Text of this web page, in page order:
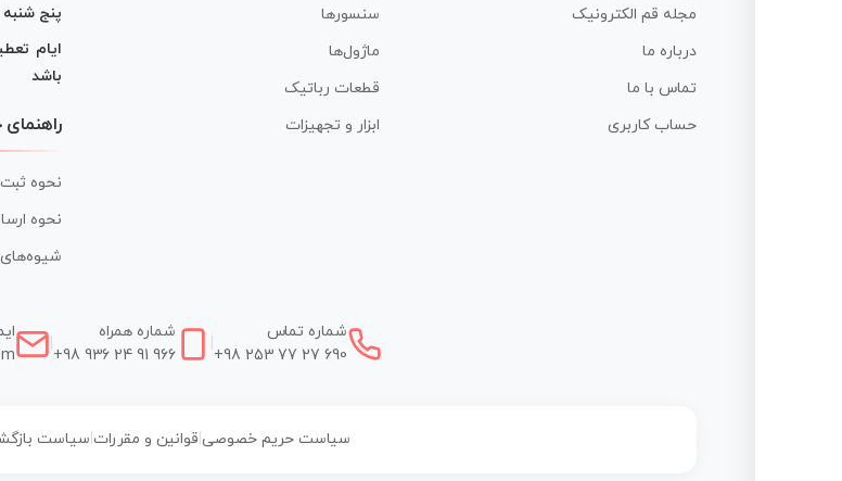
مجله قم الکترونیک
درباره ما
تماس با ما
حساب کاربری
سنسورها
ماژول‌ها
قطعات رباتیک
ابزار و تجهیزات
پنج
ایام
باشد
نحوه
نحوه
شماره تماس
+98 253 77 27 690
شماره همراه
+98 936 24 91 966
سیاست حریم خصوصی| قوانین و مقررات سیاست